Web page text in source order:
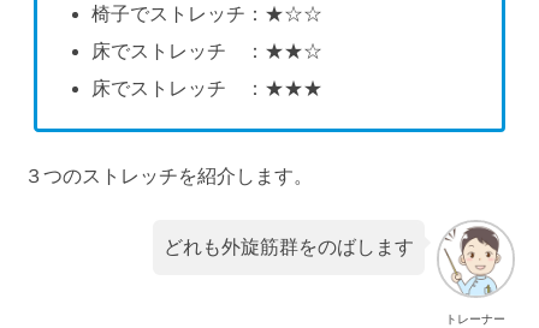
椅子でストレッチ：★☆☆
床でストレッチ ：★★☆
床でストレッチ ：★★★
３つのストレッチを紹介します。
トレーナー
どれも外旋筋群をのばします